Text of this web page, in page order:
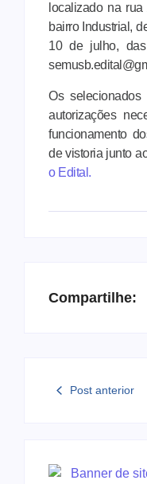
localizado na
bairro Industrial,
10 de julho,
Os selecionados
autorizações
funcionamento
de vistoria junto
o Edital.
Compartilhe:
Post anterior